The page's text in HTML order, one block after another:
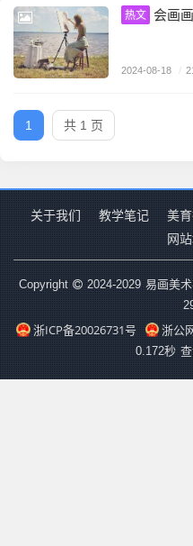
热文 会画
2024-08-18 /
1 共 1 页
关于我们 教学笔记 美
网
Copyright 2024-2029 易画美
浙ICP备20026731号 浙公
0.172秒